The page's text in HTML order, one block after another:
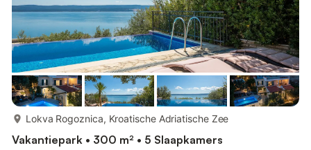
Lokva Rogoznica, Kroatische Adriatische Zee
Vakantiepark • 300 m² • 5 Slaapkamers